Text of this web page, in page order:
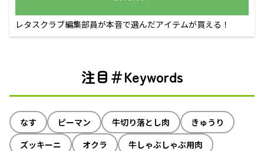
レタスクラブ編集部員が本音で選んだアイテムが買える！
注目＃Keywords
なす ピーマン 牛切り落とし肉
きゅうり
ズッキーニ
オクラ
牛しゃぶしゃぶ用肉